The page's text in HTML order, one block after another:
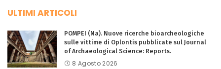
ULTIMI ARTICOLI
POMPEI (Na). Nuove ricerche bioarcheologiche
sulle vittime di Oplontis pubblicate sul Journal
of Archaeological Science: Reports.
8 Agosto 2026